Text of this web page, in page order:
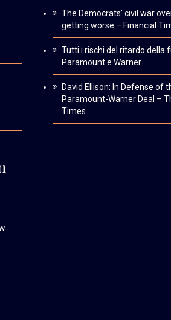
The Democrats’ civil war
getting worse – Financial
Tutti i rischi del ritardo della
Paramount e Warner
David Ellison: In Defense of
Paramount-Warner Deal –
Times